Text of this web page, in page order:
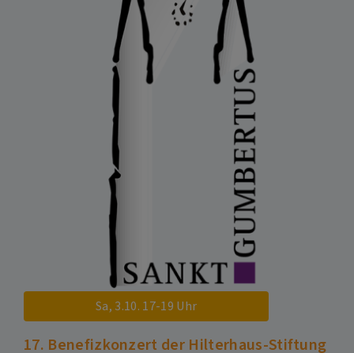
Sa, 3.10. 17-19 Uhr
17. Benefizkonzert der Hilterhaus-Stiftung